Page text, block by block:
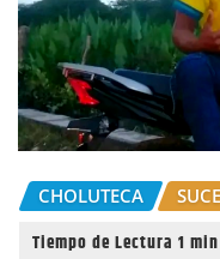
CHOLUTECA